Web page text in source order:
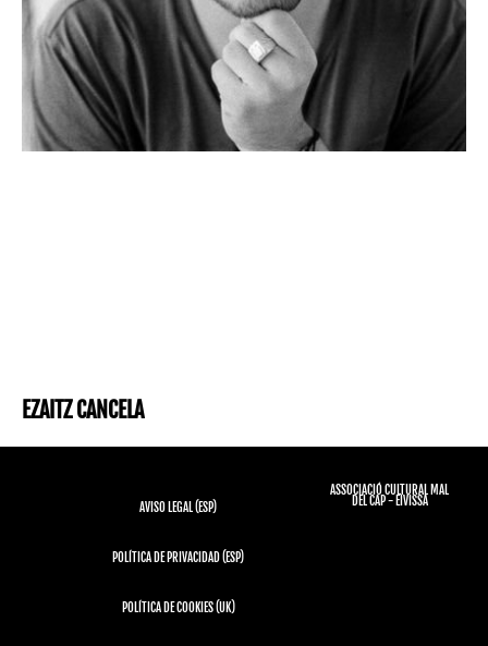
EZAITZ CANCELA
AVISO LEGAL (ESP)
POLÍTICA DE PRIVACIDAD (ESP)
POLÍTICA DE COOKIES (UK)
ASSOCIACIÓ CULTURAL MAL
DEL CAP - EIVISSA